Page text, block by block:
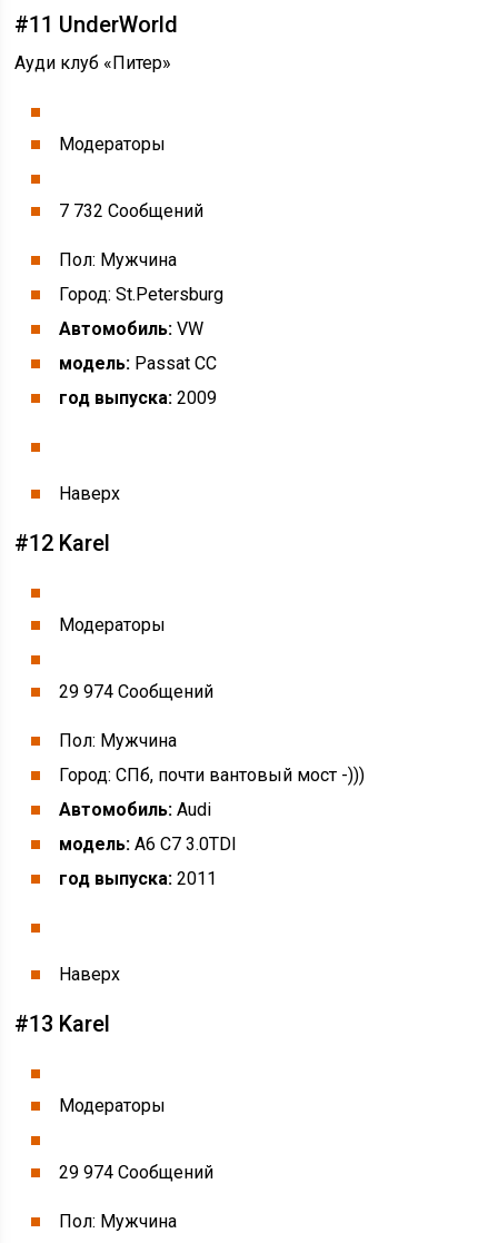
#11 UnderWorld
Ауди клуб «Питер»
Модераторы
7 732 Cообщений
Пол: Мужчина
Город: St.Petersburg
Автомобиль: VW
модель: Passat CC
год выпуска: 2009
Наверх
#12 Karel
Модераторы
29 974 Cообщений
Пол: Мужчина
Город: СПб, почти вантовый мост -)))
Автомобиль: Audi
модель: A6 C7 3.0TDI
год выпуска: 2011
Наверх
#13 Karel
Модераторы
29 974 Cообщений
Пол: Мужчина